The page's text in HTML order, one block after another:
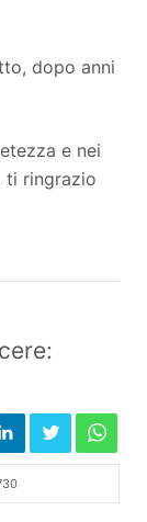
dopo anni
e nei
ti ringrazio